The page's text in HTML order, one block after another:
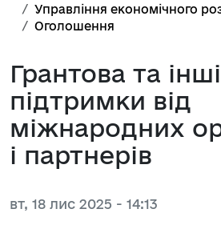
Управління економічного
Оголошення
Грантова та
підтримки від
міжнародних
і партнерів
вт, 18 лис 2025 - 14:13